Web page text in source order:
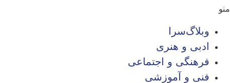
منو
وبلاگ‌سرا
ادبی و هنری
فرهنگی و اجتماعی
فنی و آموزشی